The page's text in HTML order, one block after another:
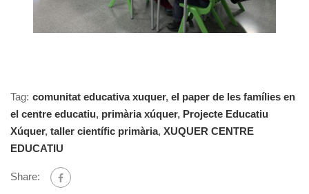
Tag: comunitat educativa xuquer, el paper de les famílies en
el centre educatiu, primària xúquer, Projecte Educatiu
Xúquer, taller científic primària, XUQUER CENTRE
EDUCATIU
Share: